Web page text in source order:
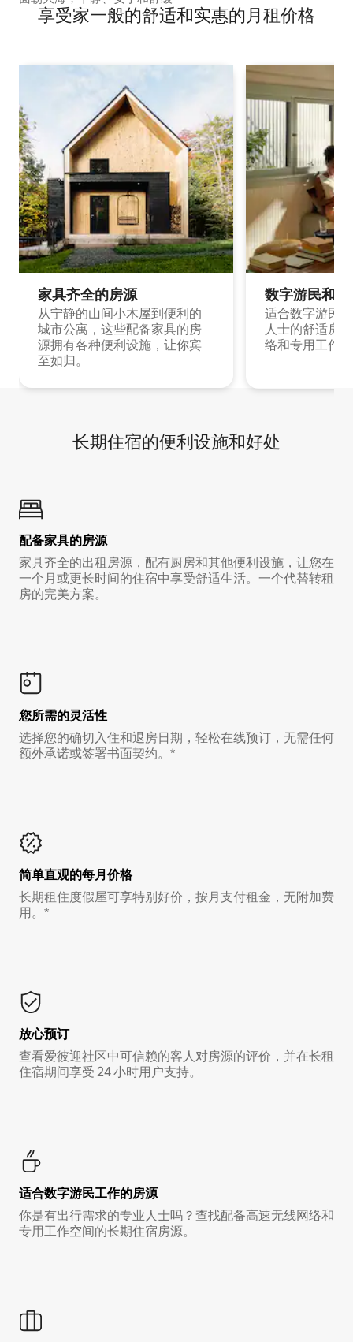
享受家一般的舒适和实惠的月租价格
家具齐全的房源
从宁静的山间小木屋到便利的
城市公寓，这些配备家具的房
源拥有各种便利设施，让你宾
至如归。
数字游民和
适合数字游民
人士的舒适房
络和专用工作
长期住宿的便利设施和好处
配备家具的房源
家具齐全的出租房源，配有厨房和其他便利设施，让您在
一个月或更长时间的住宿中享受舒适生活。一个代替转租
房的完美方案。
您所需的灵活性
选择您的确切入住和退房日期，轻松在线预订，无需任何
额外承诺或签署书面契约。*
简单直观的每月价格
长期租住度假屋可享特别好价，按月支付租金，无附加费
用。*
放心预订
查看爱彼迎社区中可信赖的客人对房源的评价，并在长租
住宿期间享受 24 小时用户支持。
适合数字游民工作的房源
你是有出行需求的专业人士吗？查找配备高速无线网络和
专用工作空间的长期住宿房源。